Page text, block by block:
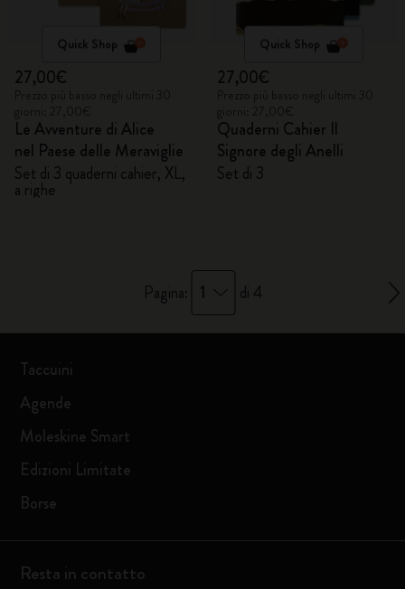
Quick Shop
27,00€
Le Avventure di Alice
nel Paese delle Meraviglie
Set di 3 quaderni cahier, XL,
a righe
Quick Shop
27,00€
Quaderni Cahier Il
Signore degli Anelli
Set di 3
Pagina: 1 di 4
Taccuini
Agende
Moleskine Smart
Edizioni Limitate
Borse
Resta in contatto